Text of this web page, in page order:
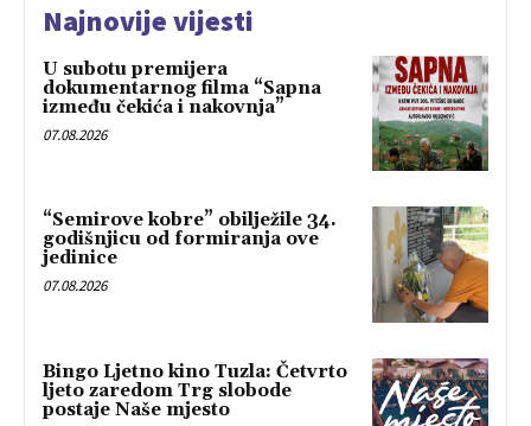
Najnovije vijesti
U subotu premijera
dokumentarnog filma “Sapna
između čekića i nakovnja”
07.08.2026
“Semirove kobre” obilježile 34.
godišnjicu od formiranja ove
jedinice
07.08.2026
Bingo Ljetno kino Tuzla: Četvrto
ljeto zaredom Trg slobode
postaje Naše mjesto